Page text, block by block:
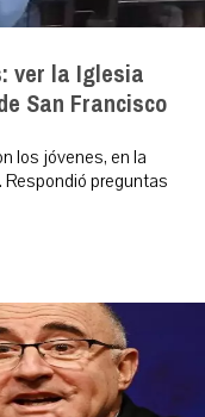
ver la Iglesia
San Francisco
los jóvenes, en la
Respondió preguntas